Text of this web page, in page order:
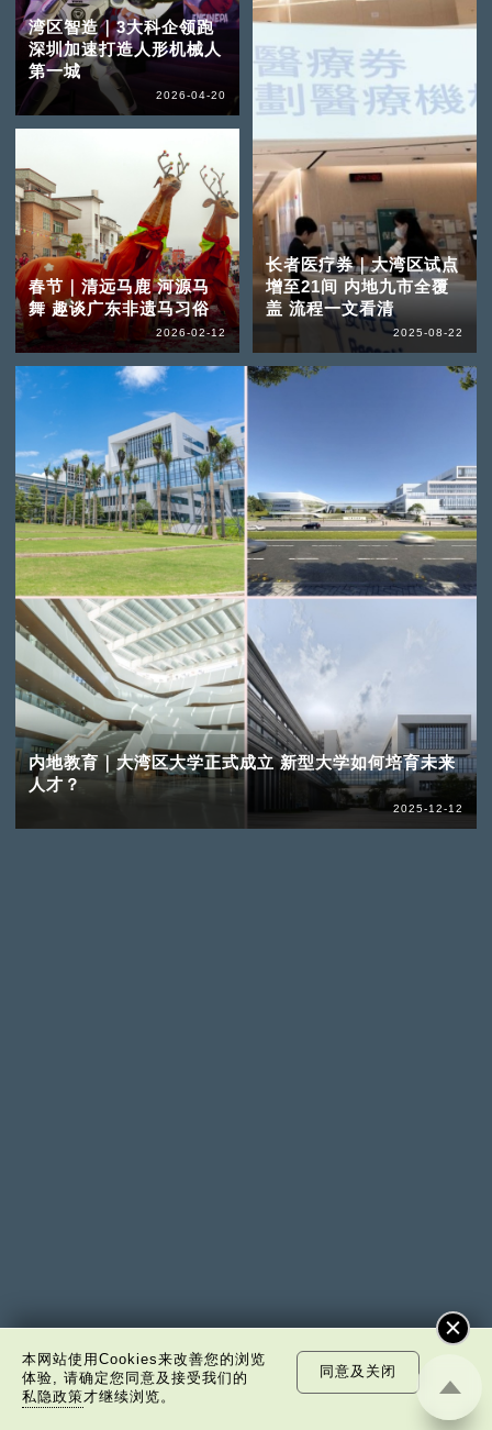
湾区智造｜3大科企领跑
深圳加速打造人形机械人
第一城
2026-04-20
春节｜清远马鹿 河源马
舞 趣谈广东非遗马习俗
2026-02-12
内地教育｜大湾区大学正式成立 新型大学如何培育未来
人才？
2025-12-12
长者医疗券｜大湾区试点
增至21间 内地九市全覆
盖 流程一文看清
2025-08-22
本网站使用Cookies来改善您的浏览
体验, 请确定您同意及接受我们的
私隐政策才继续浏览。
同意及关闭